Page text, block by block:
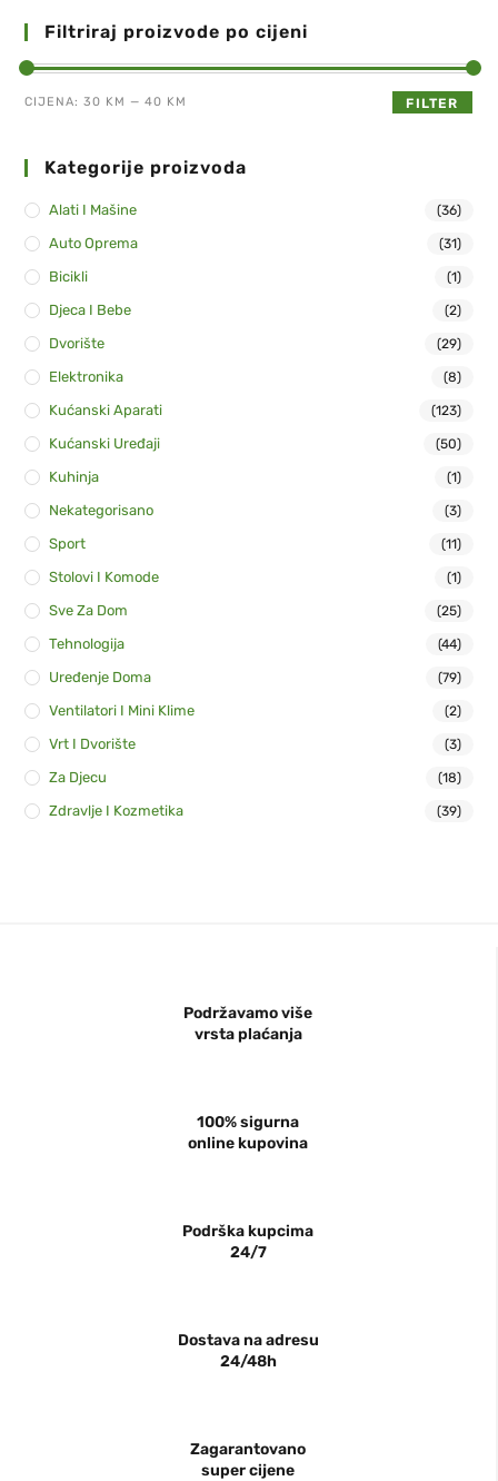
Filtriraj proizvode po cijeni
FILTER
CIJENA:30 KM —40 KM
Kategorije proizvoda
Alati I Mašine (36)
Auto Oprema (31)
Bicikli (1)
Djeca I Bebe (2)
Dvorište (29)
Elektronika (8)
Kućanski Aparati (123)
Kućanski Uređaji (50)
Kuhinja (1)
Nekategorisano (3)
Sport (11)
Stolovi I Komode (1)
Sve Za Dom (25)
Tehnologija (44)
Uređenje Doma (79)
Ventilatori I Mini Klime (2)
Vrt I Dvorište (3)
Za Djecu (18)
Zdravlje I Kozmetika (39)
Podržavamo više
vrsta plaćanja
100% sigurna
online kupovina
Podrška kupcima
24/7
Dostava na adresu
24/48h
Zagarantovano
super cijene